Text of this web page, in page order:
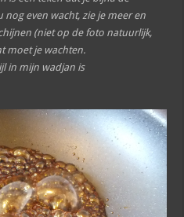
even wacht, zie je meer en
(niet op de foto natuurlijk,
moet je wachten.
in mijn wadjan is